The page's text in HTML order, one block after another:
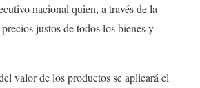
nacional quien, a través de la
justos de todos los bienes y
valor de los productos se aplicará el